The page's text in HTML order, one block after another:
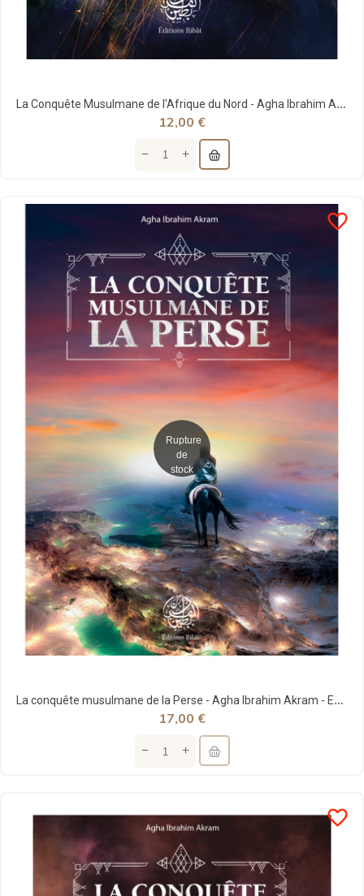
La Conquête Musulmane de l'Afrique du Nord - Agha Ibrahim Akram - Editions Ribât
12,00 €
favorite_border
Rupture
de
stock
La conquête musulmane de la Perse - Agha Ibrahim Akram - Editions Ribât
17,00 €
favorite_border